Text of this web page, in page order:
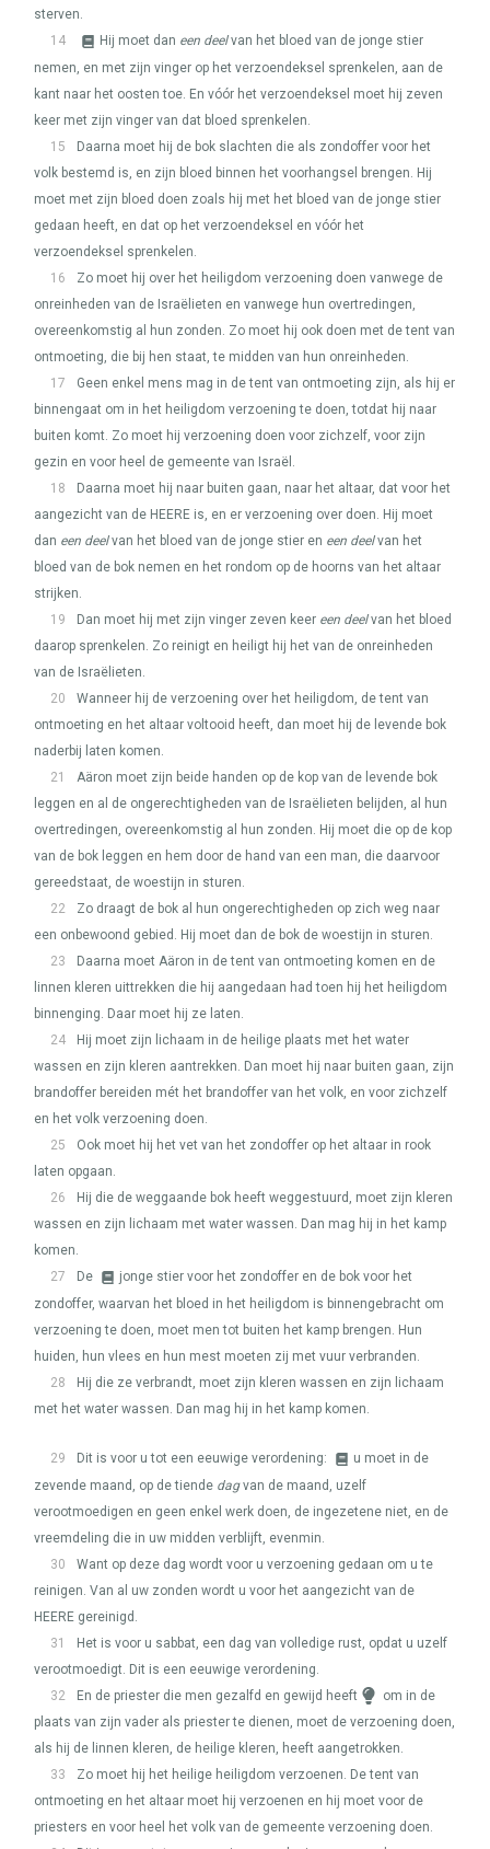
sterven.
14
Hij moet dan een deelvan het bloed van de jonge stier
nemen, en met zijn vinger op het verzoendeksel sprenkelen, aan de
kant naar het oosten toe. En vóór het verzoendeksel moet hij zeven
keer met zijn vinger van dat bloed sprenkelen.
15
Daarna moet hij de bok slachten die als zondoffer voor het
volk bestemd is, en zijn bloed binnen het voorhangsel brengen. Hij
moet met zijn bloed doen zoals hij met het bloed van de jonge stier
gedaan heeft, en dat op het verzoendeksel en vóór het
verzoendeksel sprenkelen.
16
Zo moet hij over het heiligdom verzoening doen vanwege de
onreinheden van de Israëlieten en vanwege hun overtredingen,
overeenkomstig al hun zonden. Zo moet hij ook doen met de tent van
ontmoeting, die bij hen staat, te midden van hun onreinheden.
17
Geen enkel mens mag in de tent van ontmoeting zijn, als hij er
binnengaat om in het heiligdom verzoening te doen, totdat hij naar
buiten komt. Zo moet hij verzoening doen voor zichzelf, voor zijn
gezin en voor heel de gemeente van Israël.
18
Daarna moet hij naar buiten gaan, naar het altaar, dat voor het
aangezicht van de HEERE is, en er verzoening over doen. Hij moet
dan een deelvan het bloed van de jonge stier en een deelvan het
bloed van de bok nemen en het rondom op de hoorns van het altaar
strijken.
19
Dan moet hij met zijn vinger zeven keer een deelvan het bloed
daarop sprenkelen. Zo reinigt en heiligt hij het van de onreinheden
van de Israëlieten.
20
Wanneer hij de verzoening over het heiligdom, de tent van
ontmoeting en het altaar voltooid heeft, dan moet hij de levende bok
naderbij laten komen.
21
Aäron moet zijn beide handen op de kop van de levende bok
leggen en al de ongerechtigheden van de Israëlieten belijden, al hun
overtredingen, overeenkomstig al hun zonden. Hij moet die op de kop
van de bok leggen en hem door de hand van een man, die daarvoor
gereedstaat, de woestijn in sturen.
22
Zo draagt de bok al hun ongerechtigheden op zich weg naar
een onbewoond gebied. Hij moet dan de bok de woestijn in sturen.
23
Daarna moet Aäron in de tent van ontmoeting komen en de
linnen kleren uittrekken die hij aangedaan had toen hij het heiligdom
binnenging. Daar moet hij ze laten.
24
Hij moet zijn lichaam in de heilige plaats met het water
wassen en zijn kleren aantrekken. Dan moet hij naar buiten gaan, zijn
brandoffer bereiden mét het brandoffer van het volk, en voor zichzelf
en het volk verzoening doen.
25
Ook moet hij het vet van het zondoffer op het altaar in rook
laten opgaan.
26
Hij die de weggaande bok heeft weggestuurd, moet zijn kleren
wassen en zijn lichaam met water wassen. Dan mag hij in het kamp
komen.
27
De
jonge stier voor het zondoffer en de bok voor het
zondoffer, waarvan het bloed in het heiligdom is binnengebracht om
verzoening te doen, moet men tot buiten het kamp brengen. Hun
huiden, hun vlees en hun mest moeten zij met vuur verbranden.
28
Hij die ze verbrandt, moet zijn kleren wassen en zijn lichaam
met het water wassen. Dan mag hij in het kamp komen.
29 Dit is voor u tot een eeuwige verordening:
u moet in de
zevende maand, op de tiende dagvan de maand, uzelf
verootmoedigen en geen enkel werk doen, de ingezetene niet, en de
vreemdeling die in uw midden verblijft, evenmin.
30
Want op deze dag wordt voor u verzoening gedaan om u te
reinigen. Van al uw zonden wordt u voor het aangezicht van de
HEERE gereinigd.
31
Het is voor u sabbat, een dag van volledige rust, opdat u uzelf
verootmoedigt. Dit is een eeuwige verordening.
32
En de priester die men gezalfd en gewijd heeft
om in de
plaats van zijn vader als priester te dienen, moet de verzoening doen,
als hij de linnen kleren, de heilige kleren, heeft aangetrokken.
33
Zo moet hij het heilige heiligdom verzoenen. De tent van
ontmoeting en het altaar moet hij verzoenen en hij moet voor de
priesters en voor heel het volk van de gemeente verzoening doen.